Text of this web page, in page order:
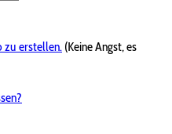
zu erstellen. (Keine Angst, es